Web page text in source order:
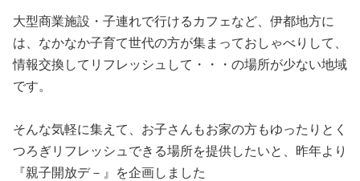
大型商業施設・子連れで行けるカフェなど、伊都地方に
は、なかなか子育て世代の方が集まっておしゃべりして、
情報交換してリフレッシュして・・・の場所が少ない地域
です。
そんな気軽に集えて、お子さんもお家の方もゆったりとく
つろぎリフレッシュできる場所を提供したいと、昨年より
『親子開放デ－』を企画しました